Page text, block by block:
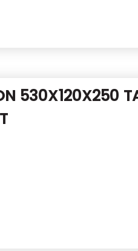
530X120X250